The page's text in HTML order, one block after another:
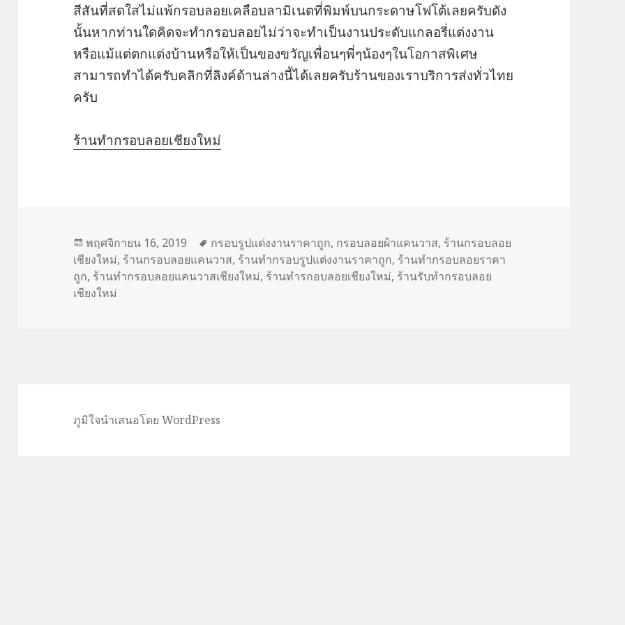
สีสันที่สดใสไม่แพ้กรอบลอยเคลือบลามิเนตที่พิมพ์บนกระดาษโฟโต้เลยครับดัง
นั้นหากท่านใดคิดจะทำกรอบลอยไม่ว่าจะทำเป็นงานประดับแกลอรี่แต่งงาน
หรือแม้แต่ตกแต่งบ้านหรือให้เป็นของขวัญเพื่อนๆพี่ๆน้องๆในโอกาสพิเศษ
สามารถทำได้ครับคลิกที่ลิงค์ด้านล่างนี้ได้เลยครับร้านของเราบริการส่งทั่วไทย
ครับ
ร้านทำกรอบลอยเชียงใหม่
เขียน
เมื่อ
พฤศจิกายน 16, 2019
ป้าย
กำกับ
กรอบรูปแต่งงานราคาถูก, กรอบลอยผ้าแคนวาส, ร้านกรอบลอย
เชียงใหม่, ร้านกรอบลอยแคนวาส, ร้านทำกรอบรูปแต่งงานราคาถูก, ร้านทำกรอบลอยราคา
ถูก, ร้านทำกรอบลอยแคนวาสเชียงใหม่, ร้านทำรกอบลอยเชียงใหม่, ร้านรับทำกรอบลอย
เชียงใหม่
ภูมิใจนำเสนอโดย WordPress